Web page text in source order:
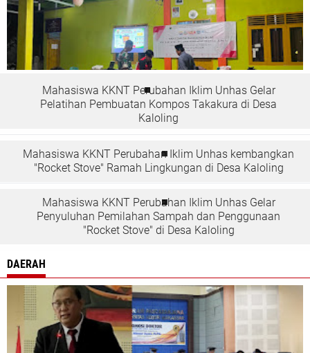
Mahasiswa KKNT Perubahan Iklim Unhas Gelar
Pelatihan Pembuatan Kompos Takakura di Desa
Kaloling
Mahasiswa KKNT Perubahan Iklim Unhas kembangkan
"Rocket Stove" Ramah Lingkungan di Desa Kaloling
Mahasiswa KKNT Perubahan Iklim Unhas Gelar
Penyuluhan Pemilahan Sampah dan Penggunaan
"Rocket Stove" di Desa Kaloling
DAERAH